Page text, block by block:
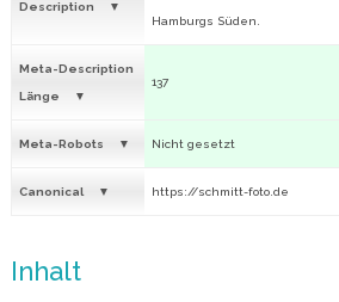
Description
Hamburgs Süden.
Meta-Description
Länge
137
Meta-Robots Nicht gesetzt
Canonical https://schmitt-foto.de
Inhalt